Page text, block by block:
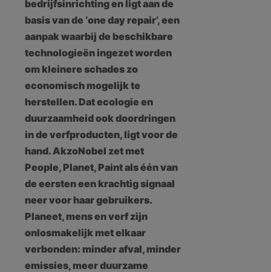
bedrijfsinrichting en ligt aan de
basis van de ‘one day repair’, een
aanpak waarbij de beschikbare
technologieën ingezet worden
om kleinere schades zo
economisch mogelijk te
herstellen. Dat ecologie en
duurzaamheid ook doordringen
in de verfproducten, ligt voor de
hand. AkzoNobel zet met
People, Planet, Paint als één van
de eersten een krachtig signaal
neer voor haar gebruikers.
Planeet, mens en verf zijn
onlosmakelijk met elkaar
verbonden: minder afval, minder
emissies, meer duurzame